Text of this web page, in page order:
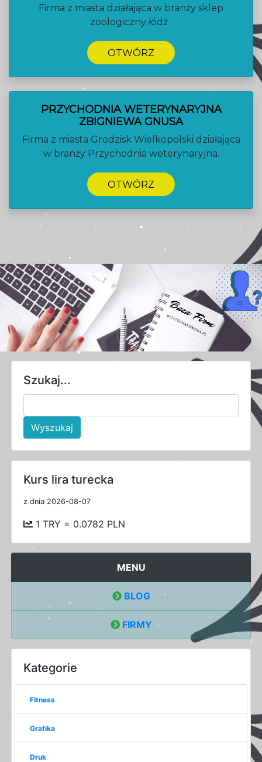
Firma z miasta działająca w branży sklep
zoologiczny łódź .
OTWÓRZ
PRZYCHODNIA WETERYNARYJNA
ZBIGNIEWA GNUSA
Firma z miasta Grodzisk Wielkopolski działająca
w branży Przychodnia weterynaryjna.
OTWÓRZ
Szukaj...
Wyszukaj
Kurs lira turecka
z dnia 2026-08-07
1 TRY = 0.0782 PLN
MENU
BLOG
FIRMY
Kategorie
Fitness
Grafika
Druk